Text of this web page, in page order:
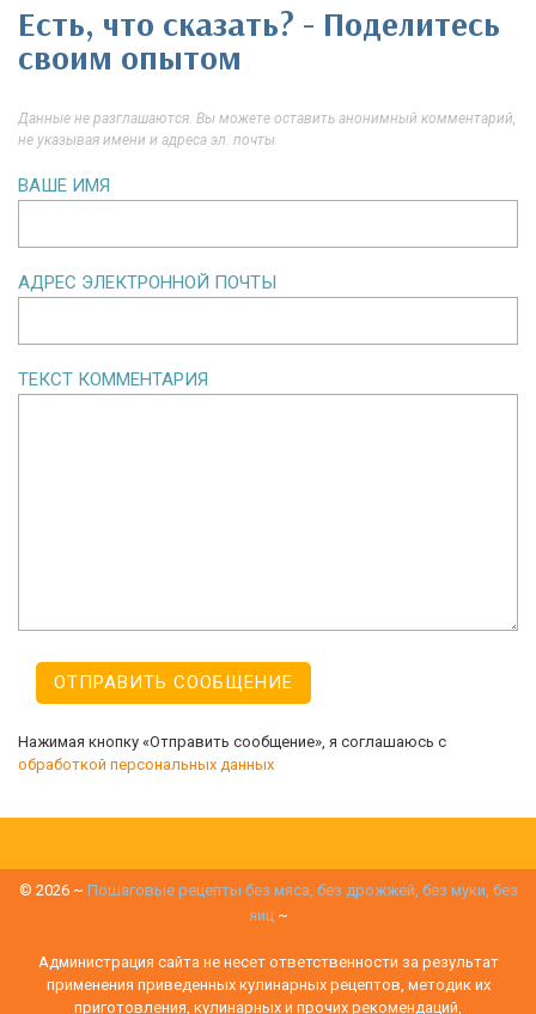
Есть, что сказать? - Поделитесь
своим опытом
Данные не разглашаются. Вы можете оставить анонимный комментарий,
не указывая имени и адреса эл. почты
ВАШЕ ИМЯ
АДРЕС ЭЛЕКТРОННОЙ ПОЧТЫ
ТЕКСТ КОММЕНТАРИЯ
Нажимая кнопку «Отправить сообщение», я соглашаюсь с
обработкой персональных данных
© 2026~ Пошаговые рецепты без мяса, без дрожжей, без муки, без
яиц ~
Администрация сайта не несет ответственности за результат
применения приведенных кулинарных рецептов, методик их
приготовления, кулинарных и прочих рекомендаций,